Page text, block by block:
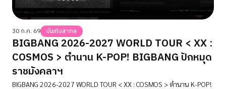
30 ก.ค. 69 บันเทิงสากล
BIGBANG 2026-2027 WORLD TOUR < XX :
COSMOS > ตำนาน K-POP! BIGBANG ปักหมุด
ราชมังคลาฯ
BIGBANG 2026-2027 WORLD TOUR < XX : COSMOS > ตำนาน K-POP!